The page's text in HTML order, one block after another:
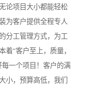
论项目大小都能轻松
为客户提供全程专人
分工管理方式，为工
着“客户至上，质量，
一个项目！客户的满
小，预算高低，我们